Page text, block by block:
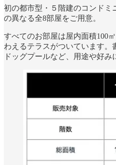
初の都市型・５階建のコンドミ
の異なる全8部屋をご用意。
すべてのお部屋は屋内面積100
わえるテラスがついています。
ドッグプールなど、用途や好み